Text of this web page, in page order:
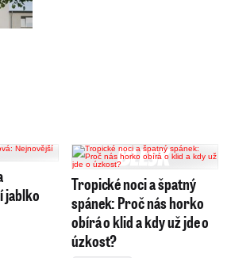
jablko
Tropické noci a špatný
spánek: Proč nás horko
obírá o klid a kdy už jde o
úzkost?